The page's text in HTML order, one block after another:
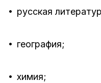
• русская
• география;
• химия;